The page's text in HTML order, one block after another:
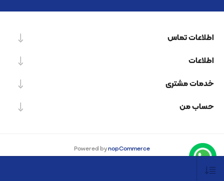
اطلاعات تماس
اطلاعات
خدمات مشتری
حساب من
Powered bynopCommerce
Designed byNop-Templates.com